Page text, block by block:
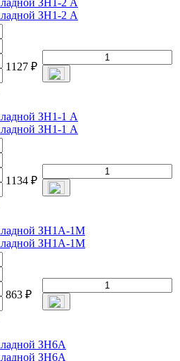
1127 ₽
1134 ₽
863 ₽